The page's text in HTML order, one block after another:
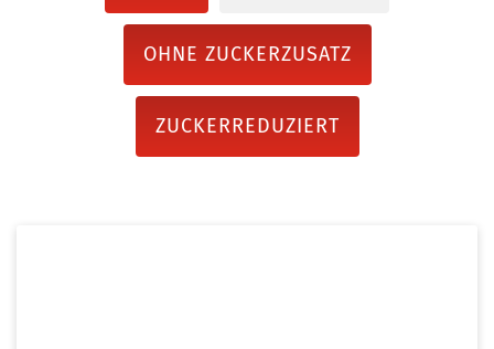
OHNE ZUCKERZUSATZ
ZUCKERREDUZIERT